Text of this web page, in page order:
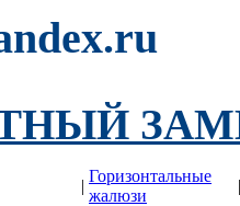
|
Горизонтальные
жалюзи
|